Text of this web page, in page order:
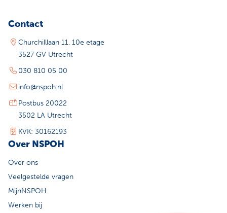
Contact
Churchilllaan 11, 10e etage
3527 GV Utrecht
030 810 05 00
info@nspoh.nl
Postbus 20022
3502 LA Utrecht
KVK: 30162193
Over NSPOH
Over ons
Veelgestelde vragen
MijnNSPOH
Werken bij